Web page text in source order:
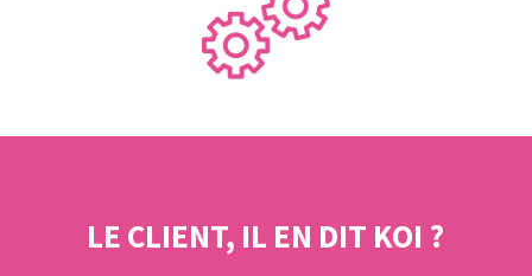
LE CLIENT, IL EN DIT KOI ?